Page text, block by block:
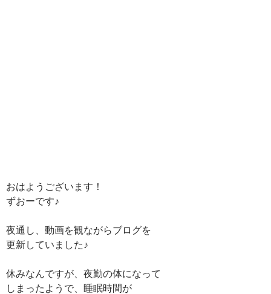
おはようございます！
ずおーです♪
夜通し、動画を観ながらブログを
更新していました♪
休みなんですが、夜勤の体になって
しまったようで、睡眠時間が